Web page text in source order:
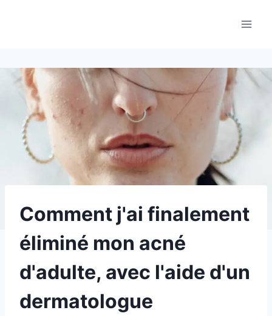
Comment j'ai finalement
éliminé mon acné
d'adulte, avec l'aide d'un
dermatologue